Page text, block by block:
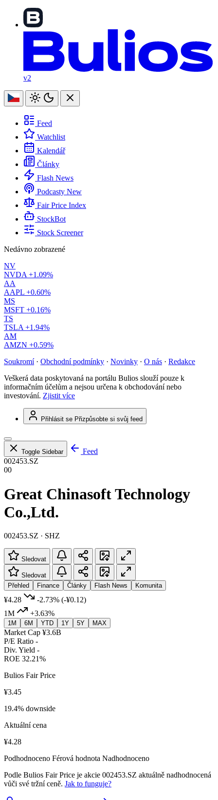
v2
Feed
Watchlist
Kalendář
Články
Flash News
Podcasty New
Fair Price Index
StockBot
Stock Screener
Nedávno zobrazené
NV
NVDA +1.09%
AA
AAPL +0.60%
MS
MSFT +0.16%
TS
TSLA +1.94%
AM
AMZN +0.59%
Soukromí · Obchodní podmínky · Novinky · O nás · Redakce
Veškerá data poskytovaná na portálu Bulios slouží pouze k
informačním účelům a nejsou určena k obchodování nebo
investování. Zjistit více
Přihlásit se Přizpůsobte si svůj feed
Toggle Sidebar
Feed
002453.SZ
00
Great Chinasoft Technology
Co.,Ltd.
002453.SZ · SHZ
Sledovat
Sledovat
Přehled
Finance Články Flash News Komunita
¥4.28 -2.73% (-¥0.12)
1M
+3.63%
1M 6M YTD 1Y 5Y MAX
Market Cap ¥3.6B
P/E Ratio -
Div. Yield -
ROE 32.21%
Bulios Fair Price
¥3.45
19.4% downside
Aktuální cena
¥4.28
Podhodnoceno Férová hodnota Nadhodnoceno
Podle Bulios Fair Price je akcie 002453.SZ aktuálně nadhodnocená
vůči své tržní ceně. Jak to funguje?